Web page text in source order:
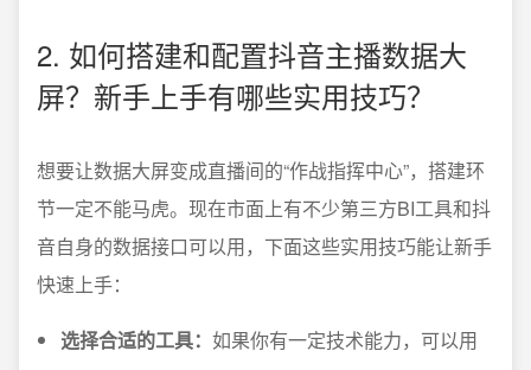
2. 如何搭建和配置抖音主播数据大
屏？新手上手有哪些实用技巧？
想要让数据大屏变成直播间的“作战指挥中心”，搭建环
节一定不能马虎。现在市面上有不少第三方BI工具和抖
音自身的数据接口可以用，下面这些实用技巧能让新手
快速上手：
选择合适的工具： 如果你有一定技术能力，可以用